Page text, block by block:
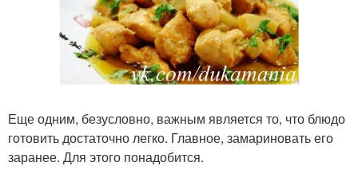
Еще одним, безусловно, важным является то, что блюдо
готовить достаточно легко. Главное, замариновать его
заранее. Для этого понадобится.